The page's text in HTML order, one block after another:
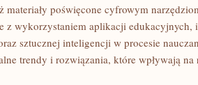
poświęcone cyfrowym
z wykorzystaniem aplikacji edukacyjnych,
sztucznej inteligencji w procesie
trendy i rozwiązania, które wpływają na